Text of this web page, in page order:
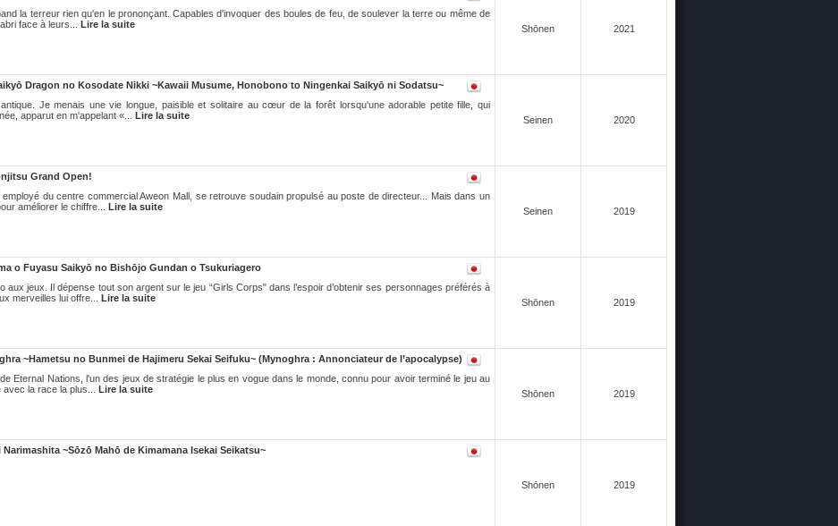
la terreur rien qu'en le prononçant. Capables d'invoquer des boules de feu, de soulever la terre ou même de
face à leurs... Lire la suite Shōnen 2021
Dragon no Kosodate Nikki ~Kawaii Musume, Honobono to Ningenkai Saikyō ni Sodatsu~
Je menais une vie longue, paisible et solitaire au cœur de la forêt lorsqu'une adorable petite fille, qui
apparut en m'appelant «... Lire la suite Seinen 2020
Grand Open!
employé du centre commercial Aweon Mall, se retrouve soudain propulsé au poste de directeur... Mais dans un
améliorer le chiffre... Lire la suite Seinen 2019
o Fuyasu Saikyō no Bishōjo Gundan o Tsukuriagero
aux jeux. Il dépense tout son argent sur le jeu “Girls Corps" dans l’espoir d’obtenir ses personnages préférés à
merveilles lui offre... Lire la suite Shōnen 2019
~Hametsu no Bunmei de Hajimeru Sekai Seifuku~ (Mynoghra : Annonciateur de l’apocalypse)
Eternal Nations, l'un des jeux de stratégie le plus en vogue dans le monde, connu pour avoir terminé le jeu au
la race la plus... Lire la suite Shōnen 2019
~Sōzō Mahō de Kimamana Isekai Seikatsu~
Shōnen 2019